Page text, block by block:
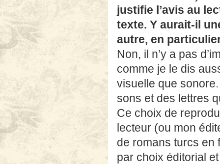
justifie l’avis au
texte. Y aurait-il
autre, en
Non, il n’y a pas
comme je le dis
visuelle que
sons et des lettres
Ce choix de
lecteur (ou mon
de romans turcs en
par choix éditorial